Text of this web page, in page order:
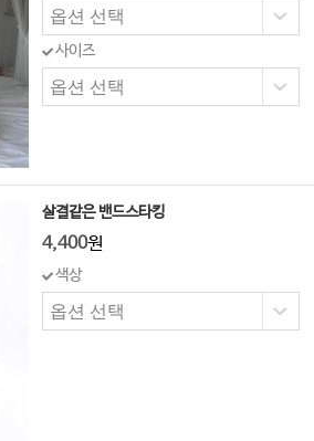
사이즈
살결같은 밴드스타킹
4,400원
색상